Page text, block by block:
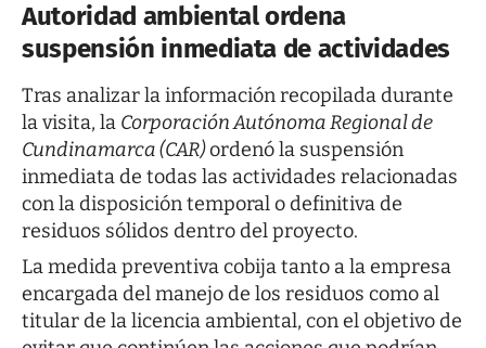
Autoridad ambiental ordena
suspensión inmediata de actividades
Tras analizar la información recopilada durante
la visita, la Corporación Autónoma Regional de
Cundinamarca (CAR)ordenó la suspensión
inmediata de todas las actividades relacionadas
con la disposición temporal o definitiva de
residuos sólidos dentro del proyecto.
La medida preventiva cobija tanto a la empresa
encargada del manejo de los residuos como al
titular de la licencia ambiental, con el objetivo de